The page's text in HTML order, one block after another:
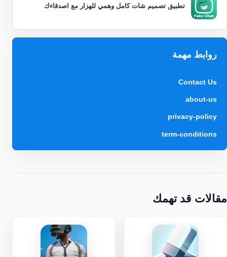
تطبيق تصميم شات كامل وهمي للهزار مع اصدقاءك
روابط مهمة
Contact Us
about-us
privacy-policy
term-conditions
مقالات قد تهمك